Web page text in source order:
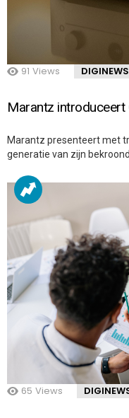
91 Views DIGINEWS
Marantz introduceert
Marantz presenteert met
generatie van zijn
65 Views